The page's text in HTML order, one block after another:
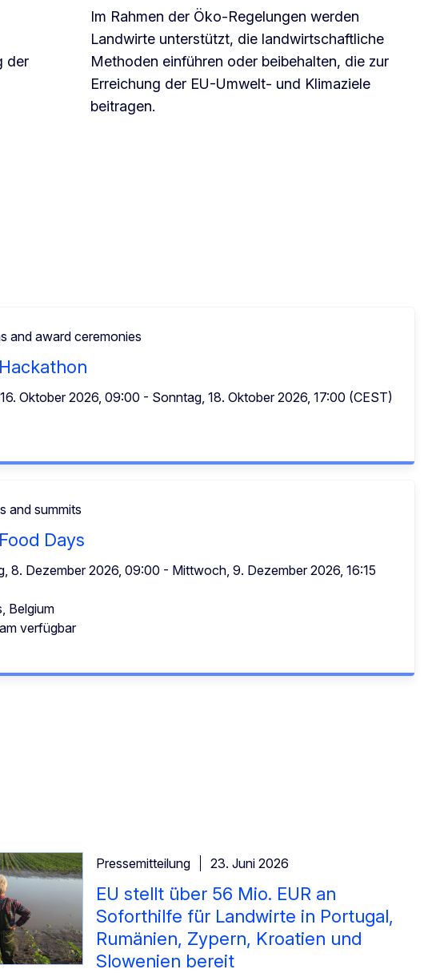
der
Im Rahmen der Öko-Regelungen werden
Landwirte unterstützt, die landwirtschaftliche
Methoden einführen oder beibehalten, die zur
Erreichung der EU-Umwelt- und Klimaziele
beitragen.
and award ceremonies
Oktober 2026, 09:00 - Sonntag, 18. Oktober 2026, 17:00 (CEST)
and summits
Days
8. Dezember 2026, 09:00 - Mittwoch, 9. Dezember 2026, 16:15
Belgium
verfügbar
Pressemitteilung 23. Juni 2026
EU stellt über 56 Mio. EUR an
Soforthilfe für Landwirte in Portugal,
Rumänien, Zypern, Kroatien und
Slowenien bereit